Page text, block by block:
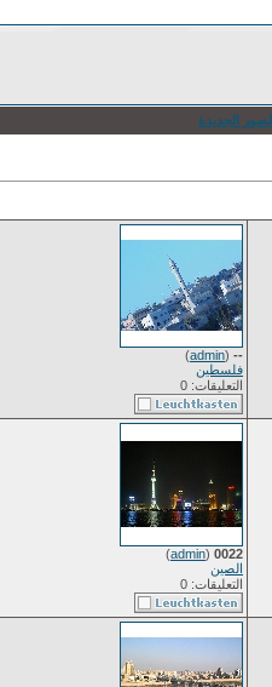
الصور الجديدة
--
(
admin
)
فلسطين
التعليقات: 0
0022
(
admin
)
الصين
التعليقات: 0